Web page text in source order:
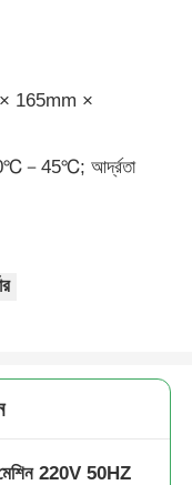
165mm ×
0℃－45℃; আর্দ্রতা
মেশিন 220V 50HZ